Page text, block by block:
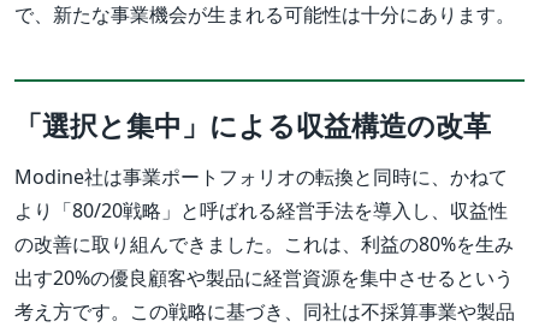
で、新たな事業機会が生まれる可能性は十分にあります。
「選択と集中」による収益構造の改革
Modine社は事業ポートフォリオの転換と同時に、かねて
より「80/20戦略」と呼ばれる経営手法を導入し、収益性
の改善に取り組んできました。これは、利益の80%を生み
出す20%の優良顧客や製品に経営資源を集中させるという
考え方です。この戦略に基づき、同社は不採算事業や製品